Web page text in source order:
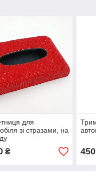
для
зі стразами, на
₴ 450